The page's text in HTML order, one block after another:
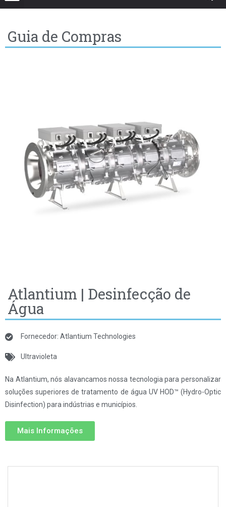
Guia de Compras
Atlantium | Desinfecção de
Água
Fornecedor: Atlantium Technologies
Ultravioleta
Na Atlantium, nós alavancamos nossa tecnologia para personalizar
soluções superiores de tratamento de água UV HOD™ (Hydro-Optic
Disinfection) para indústrias e municípios.
Mais Informações